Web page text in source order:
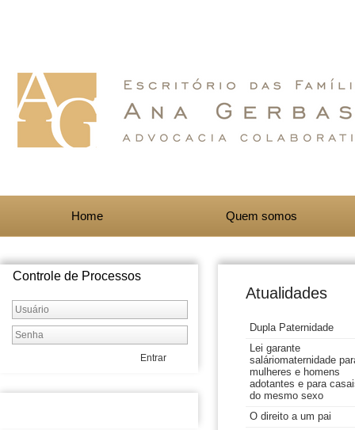
Home Quem somos
Controle de Processos
Entrar
Atualidades
Dupla Paternidade
Lei garante
saláriomaternidade
mulheres e homens
adotantes e para
do mesmo sexo
O direito a um pai